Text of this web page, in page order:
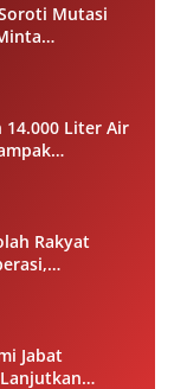
Mutasi
14.000 Liter Air
Timur
Rakyat
Gratis
Jabat